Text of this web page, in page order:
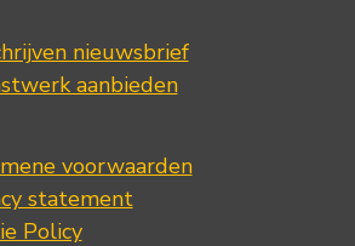
nieuwsbrief
aanbieden
voorwaarden
statement
Policy